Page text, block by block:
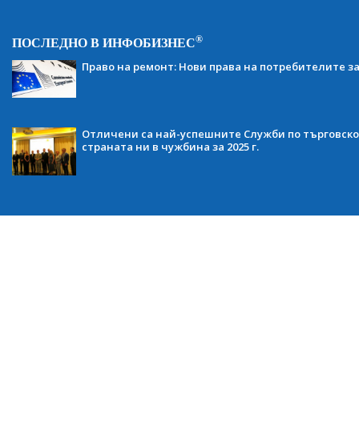
ПОСЛЕДНО В ИНФОБИЗНЕС®
Право на ремонт: Нови права на потребителите
Отличени са най-успешните Служби по
страната ни в чужбина за 2025 г.